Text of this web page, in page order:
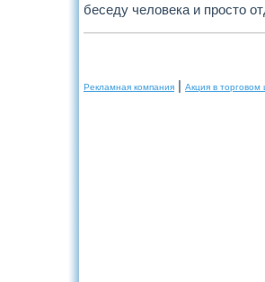
беседу человека и просто
Рекламная компания | Акция в торговом